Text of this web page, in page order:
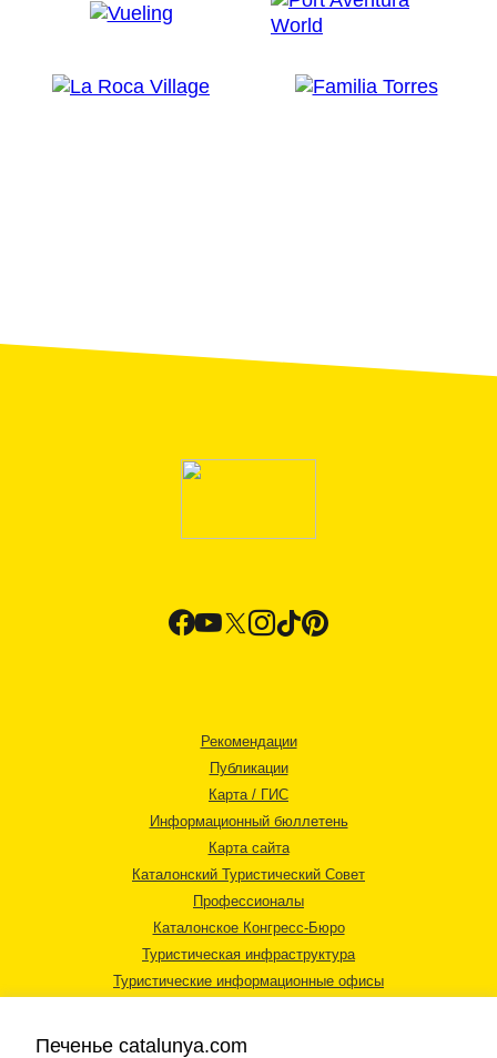
Рекомендации
Публикации
Карта / ГИС
Информационный бюллетень
Карта сайта
Каталонский Туристический Совет
Профессионалы
Каталонское Конгресс-Бюро
Туристическая инфраструктура
Туристические информационные офисы
Печенье catalunya.com